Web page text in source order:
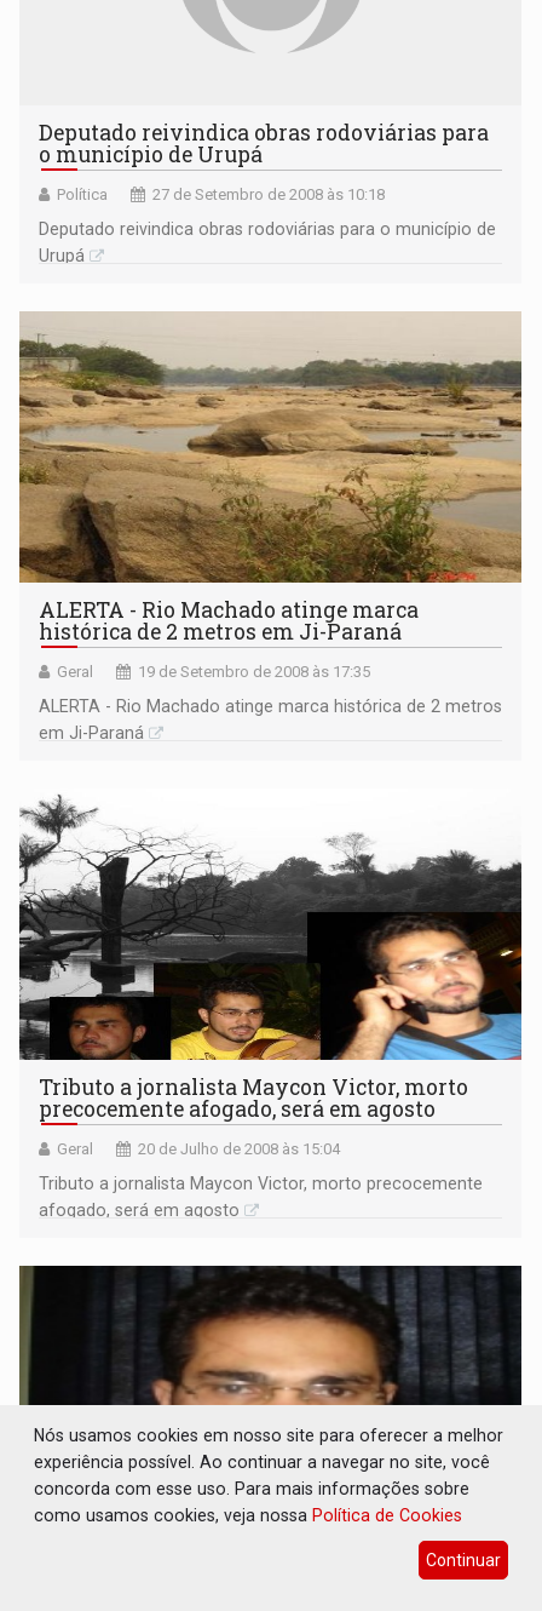
Deputado reivindica obras rodoviárias para
o município de Urupá
Política 27 de Setembro de 2008 às 10:18
Deputado reivindica obras rodoviárias para o município de
Urupá
ALERTA - Rio Machado atinge marca
histórica de 2 metros em Ji-Paraná
Geral 19 de Setembro de 2008 às 17:35
ALERTA - Rio Machado atinge marca histórica de 2 metros
em Ji-Paraná
Tributo a jornalista Maycon Victor, morto
precocemente afogado, será em agosto
Geral 20 de Julho de 2008 às 15:04
Tributo a jornalista Maycon Victor, morto precocemente
afogado, será em agosto
Corpo de jornalista é encontrado um km
Nós usamos cookies em nosso site para oferecer a melhor
experiência possível. Ao continuar a navegar no site, você
concorda com esse uso. Para mais informações sobre
como usamos cookies, veja nossa Política de Cookies
Continuar